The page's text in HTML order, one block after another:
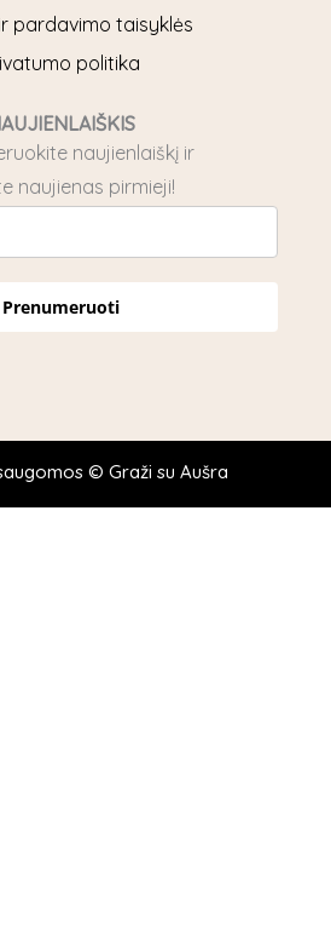
pardavimo taisyklės
politika
naujienlaiškį ir
naujienas pirmieji!
Prenumeruoti
© Graži su Aušra